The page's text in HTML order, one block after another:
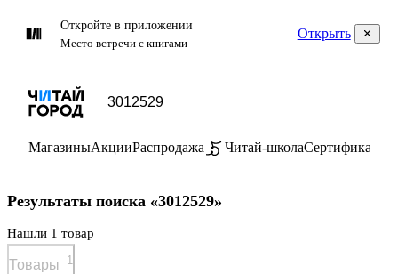
Откройте в приложении
Место встречи с книгами
Открыть
МагазиныАкцииРаспродажа Читай-школаСертификаты
Результаты поиска «3012529»
Нашли 1 товар
Товары 1